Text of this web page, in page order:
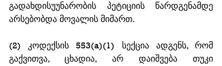
გადახდისუუნარობის პეტიციის წარდგენამდე
არსებობდა მოვალის მიმართ.
(2) კოდექსის 553(a)(1) სექცია ადგენს, რომ
გაქვითვა, ცხადია, არ დაიშვება თუკი